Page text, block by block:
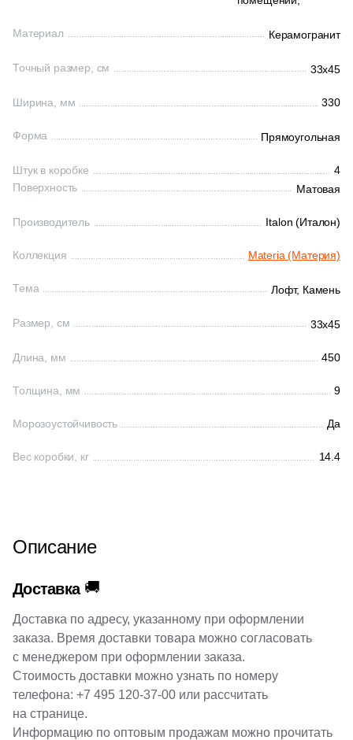
33x33 (
33.4x33.4 (3)
33x67.5 (1 )
33х33 (
33х60 (8)
33.3x46 (2)
33x60 (137
40.2х33 (2
45x33 (1)
60x30 (6)
1)
90x33 (14)
120x33 (79)
120x32 (111
160x33 (42)
Материал Керамогранит
Точный размер, см 33x45
Ширина, мм 330
Форма Прямоугольная
Штук в коробке
4
Поверхность
Матовая
Производитель Italon (Италон)
Коллекция Materia (Материя)
Тема Лофт, Камень
Размер, см 33x45
Длина, мм 450
Толщина, мм 9
Морозоустойчивость Да
Вес коробки, кг 14.4
Описание
Доставка 🚚
Доставка по адресу, указанному при оформлении
заказа. Время доставки товара можно согласовать
с менеджером при оформлении заказа.
Стоимость доставки можно узнать по номеру
телефона: +7 495 120-37-00 или рассчитать
на странице.
Информацию по оптовым продажам можно прочитать